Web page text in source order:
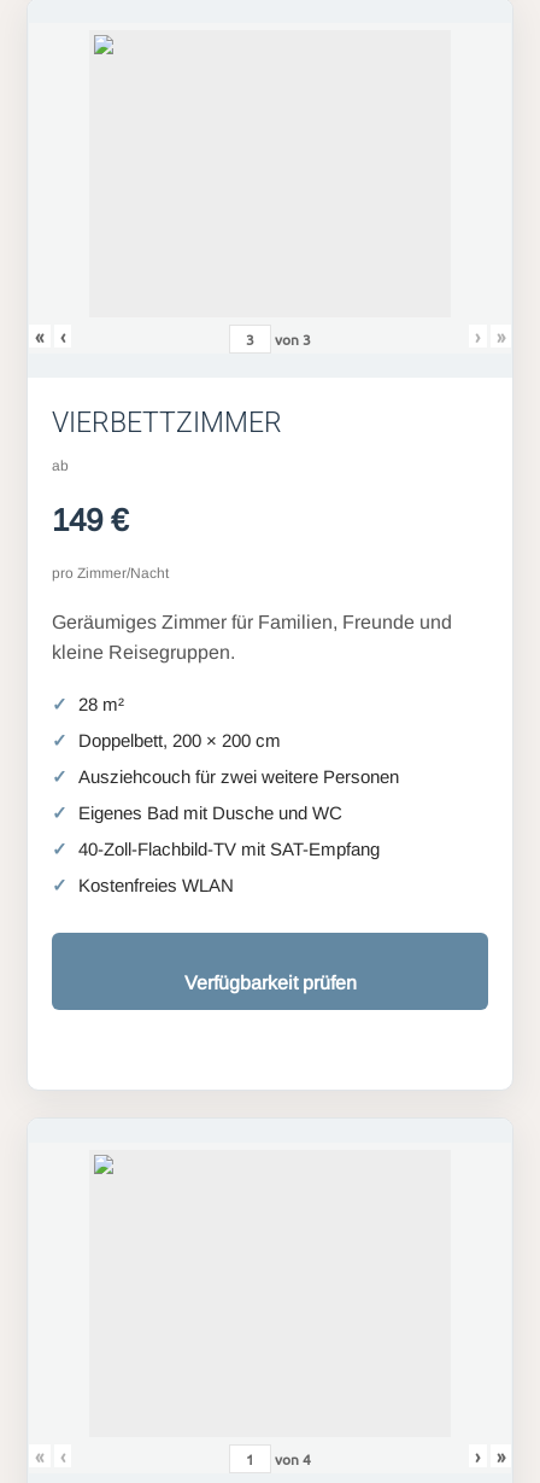
« ‹ von3 › »
VIERBETTZIMMER
ab
149 €
pro Zimmer/Nacht
Geräumiges Zimmer für Familien, Freunde und
kleine Reisegruppen.
28 m²
Doppelbett, 200 × 200 cm
Ausziehcouch für zwei weitere Personen
Eigenes Bad mit Dusche und WC
40-Zoll-Flachbild-TV mit SAT-Empfang
Kostenfreies WLAN
Verfügbarkeit prüfen
« ‹ von4 › »